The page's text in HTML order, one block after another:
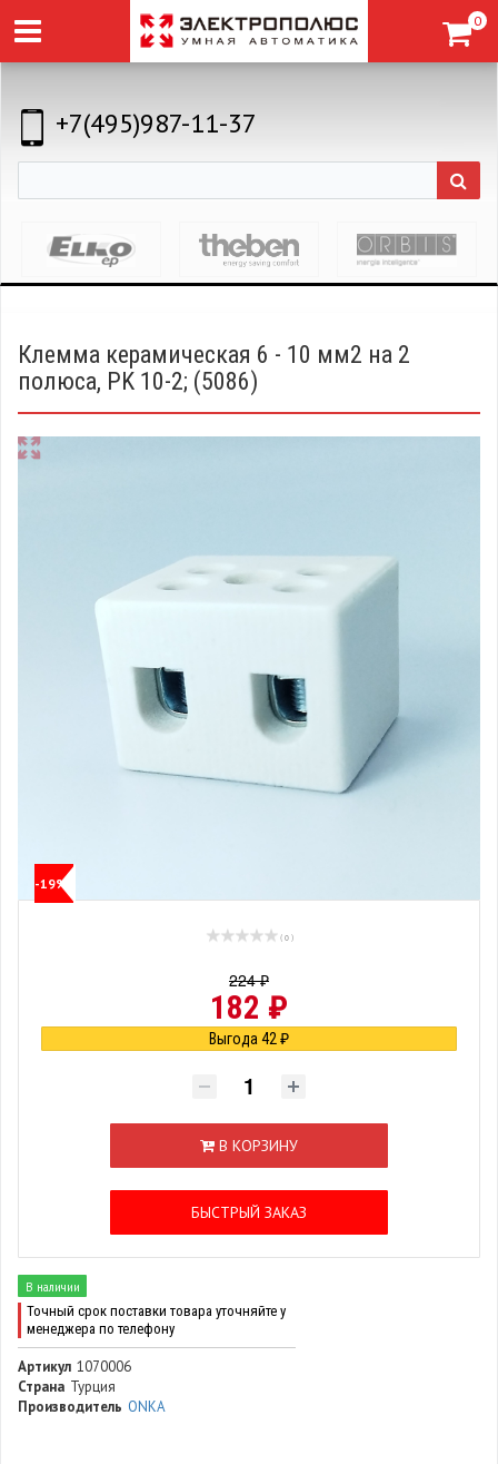
0
+7(495)987-11-37
Клемма керамическая 6 - 10 мм2 на 2
полюса, PK 10-2; (5086)
-19%
( 0 )
224 ₽
182 ₽
Выгода 42 ₽
В КОРЗИНУ
БЫСТРЫЙ ЗАКАЗ
В наличии
Точный срок поставки товара уточняйте у
менеджера по телефону
Артикул 1070006
Страна Турция
Производитель ONKA